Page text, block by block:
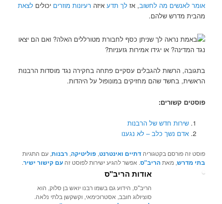
אומר לאנשים מה לחשוב, אזלך תדע איזה רעיונות מוזרים יכוליםלצאת
מהבית מדרש שלהם.
בתגובה, הרשות להגבלים עסקיים פתחה בחקירה נגד מוסדות הרבנות
הראשית, בחשד שהם מחזיקים במונופול על היהדות.
פוסטים קשורים:
שירות חדש של הרבנות
אדם נשך כלב – לא נגענו
פוסט זה פורסם בקטגוריהדתיים ואינטרנט,פוליטיקה, רבנות, עם התגיות
בתי מדרש, מאתהריב"ס. אפשר להגיע ישירות לפוסט זהעם קישור ישיר.
אודות הריב"ס
הריב"ס, הידוע גם בשמו רבנו יואש בן סלוק, הוא
סוציולוג חובב, אסטרוכימאי, וקשקשן בלתי נלאה.